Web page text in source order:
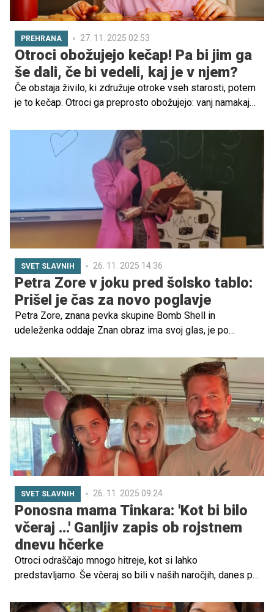
PREHRANA 27. 11. 2025 02.53
Otroci obožujejo kečap! Pa bi jim ga
še dali, če bi vedeli, kaj je v njem?
Če obstaja živilo, ki združuje otroke vseh starosti, potem
je to kečap. Otroci ga preprosto obožujejo: vanj namakajo
tudi takrat, ko odrasli zmajujemo z glavo. A resnica je, da
tradicionalni kečapi pogosto niso ravno nedolžen preliv:
polni so sladkorjev, koncentratov, ojačevalcev okusa in
SVET SLAVNIH 26. 11. 2025 14.36
Petra Zore v joku pred šolsko tablo:
Prišel je čas za novo poglavje
Petra Zore, znana pevka skupine Bomb Shell in
udeleženka oddaje Znan obraz ima svoj glas, je po
posvetila svoji glasbeni karieri. Novico, objavljeno na
Instagramu, je pospremilo čustveno slovo od
sodelavcev, staršev in učencev, ki so jo cenili kot
predano učiteljico.
SVET SLAVNIH 26. 11. 2025 09.24
Ponosna mama Tinkara: 'Kot bi bilo
včeraj ...' Ganljiv zapis ob rojstnem
dnevu hčerke
Otroci odraščajo mnogo hitreje, kot si lahko
predstavljamo. Še včeraj so bili v naših naročjih, danes pa
sanjami. Spomini na porodnišnico in prve korake so še